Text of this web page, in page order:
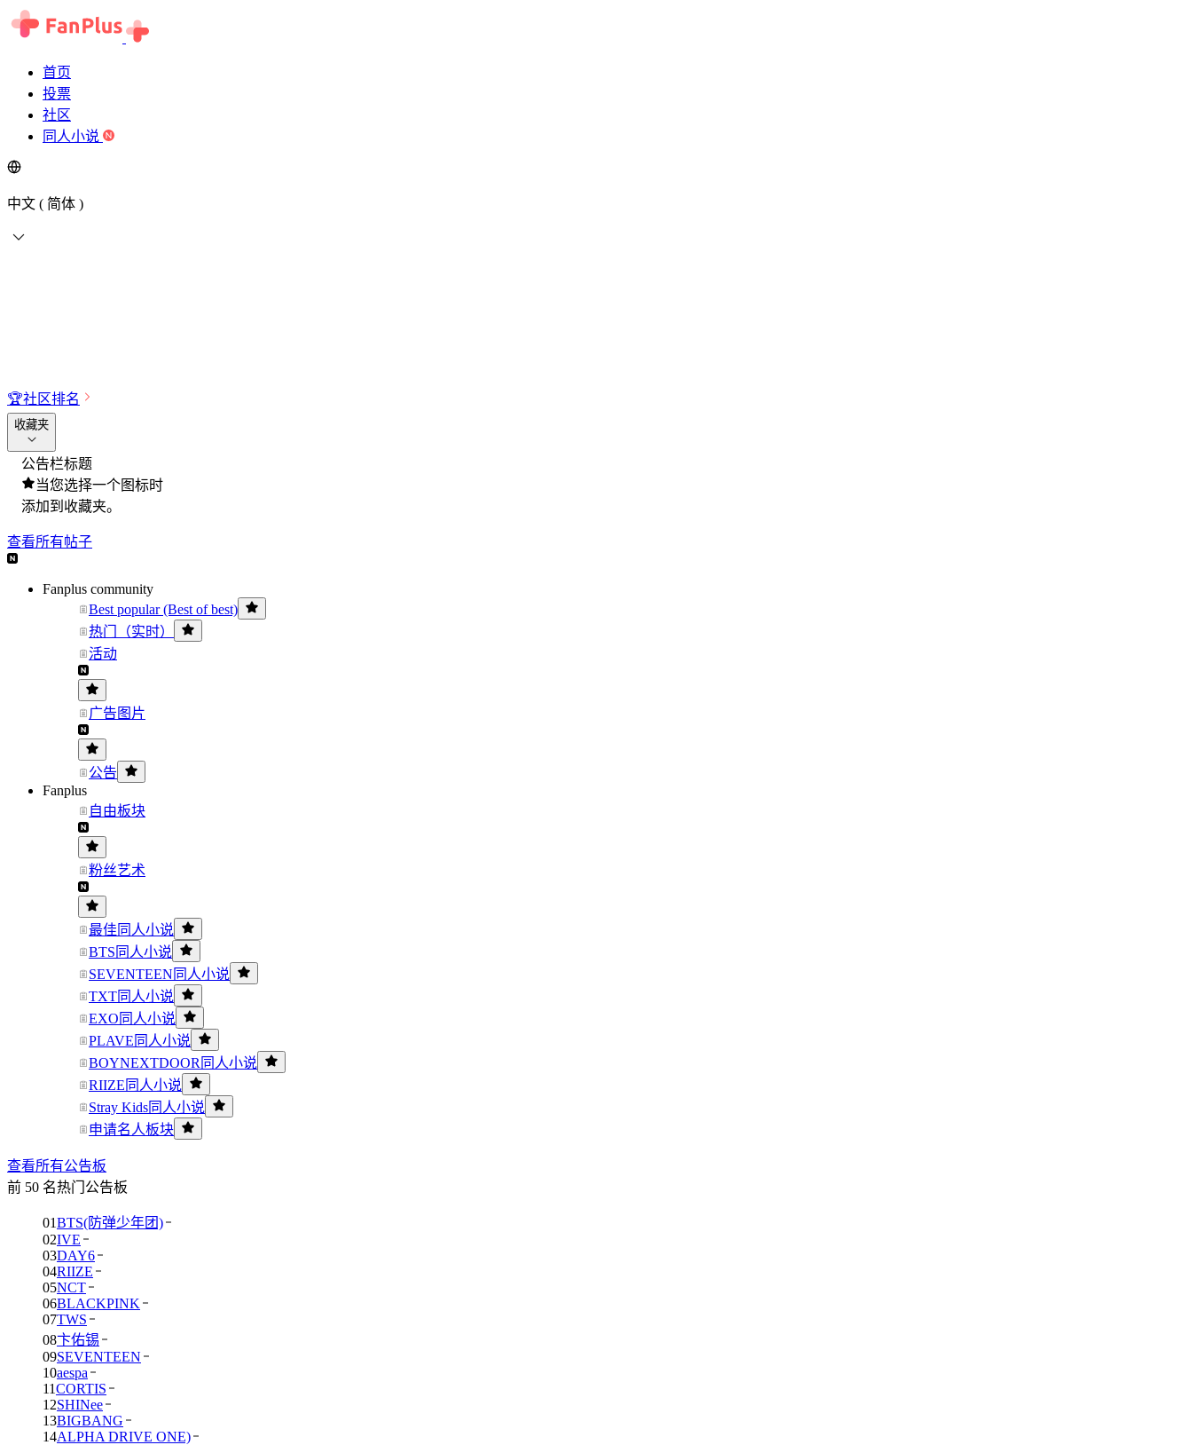
首页
投票
社区
同人小说
中文 ( 简体 )
🏆社区排名
收藏夹
公告栏标题
当您选择一个图标时
添加到收藏夹。
查看所有帖子
Fanplus community
Best popular (Best of best)
热门（实时）
活动
广告图片
公告
Fanplus
自由板块
粉丝艺术
最佳同人小说
BTS同人小说
SEVENTEEN同人小说
TXT同人小说
EXO同人小说
PLAVE同人小说
BOYNEXTDOOR同人小说
RIIZE同人小说
Stray Kids同人小说
申请名人板块
查看所有公告板
前 50 名热门公告板
01BTS(防弹少年团)
02IVE
03DAY6
04RIIZE
05NCT
06BLACKPINK
07TWS
08卞佑锡
09SEVENTEEN
10aespa
11CORTIS
12SHINee
13BIGBANG
14ALPHA DRIVE ONE)